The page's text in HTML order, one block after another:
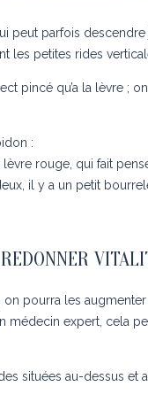
peut parfois descendre
petites rides
pincé qu’a la lèvre
:
rouge, qui fait
il y a un petit
pourra les
médecin expert, cela
situées au-dessus et